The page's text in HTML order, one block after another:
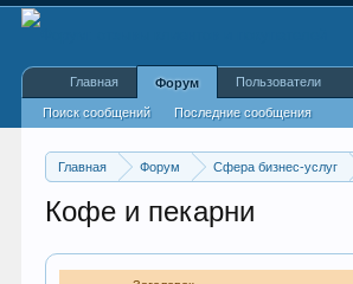
Главная Форум Сфера бизнес-услуг
Кофе и пекарни
Главная Форум
Поиск сообщений Последние сообщения
Пользователи